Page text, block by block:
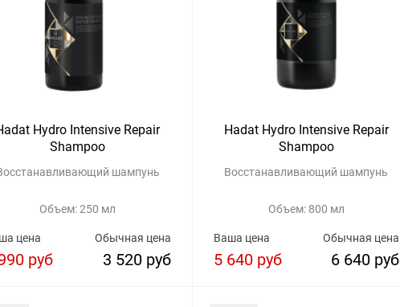
Hydro Intensive Repair
Shampoo
шампунь
Объем: 250 мл
Обычная цена
3 520 руб
цена
руб
Hadat Hydro Intensive Repair
Shampoo
Восстанавливающий шампунь
Объем: 800 мл
Обычная цена
6 640 руб
Ваша цена
5 640 руб